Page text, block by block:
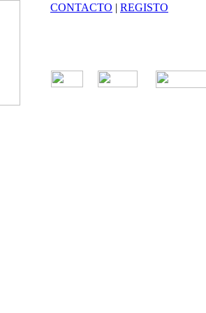
CONTACTO | REGISTO